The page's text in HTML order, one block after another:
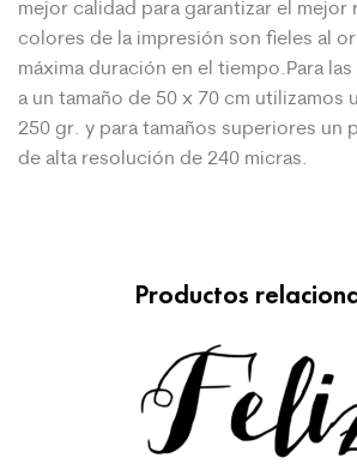
mejor calidad para garantizar el mejor
colores de la impresión son fieles al
máxima duración en el tiempo.Para
a un tamaño de 50 x 70 cm utilizamos
250 gr. y para tamaños superiores un
de alta resolución de 240 micras.
Productos